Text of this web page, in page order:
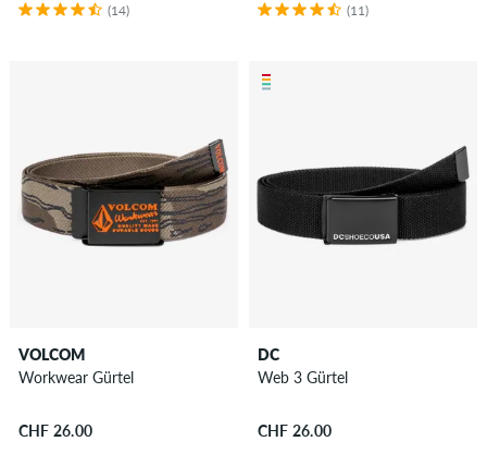
(14) (11)
VOLCOM
Workwear Gürtel
CHF 26.00
DC
Web 3 Gürtel
CHF 26.00